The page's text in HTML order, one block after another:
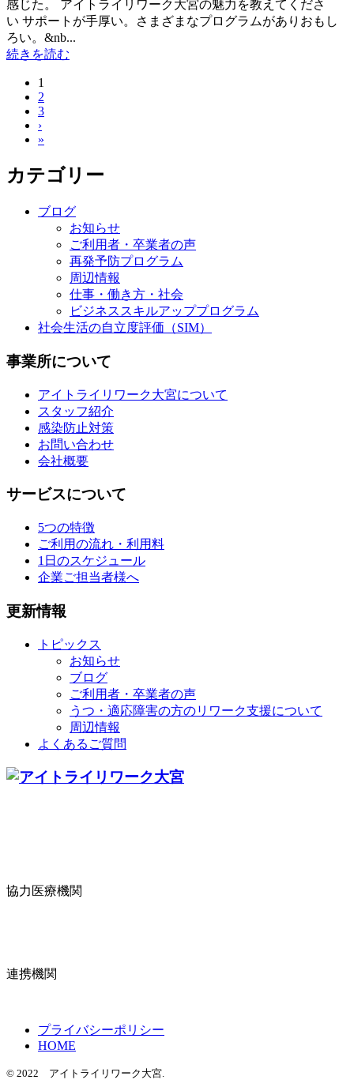
感じた。 アイトライリワーク大宮の魅力を教えてくださ
い サポートが手厚い。さまざまなプログラムがありおもし
ろい。&nb...
続きを読む
1
2
3
›
»
カテゴリー
ブログ
お知らせ
ご利用者・卒業者の声
再発予防プログラム
周辺情報
仕事・働き方・社会
ビジネススキルアッププログラム
社会生活の自立度評価（SIM）
事業所について
アイトライリワーク大宮について
スタッフ紹介
感染防止対策
お問い合わせ
会社概要
サービスについて
5つの特徴
ご利用の流れ・利用料
1日のスケジュール
企業ご担当者様へ
更新情報
トピックス
お知らせ
ブログ
ご利用者・卒業者の声
うつ・適応障害の方のリワーク支援について
周辺情報
よくあるご質問
協力医療機関
連携機関
プライバシーポリシー
HOME
© 2022 アイトライリワーク大宮.